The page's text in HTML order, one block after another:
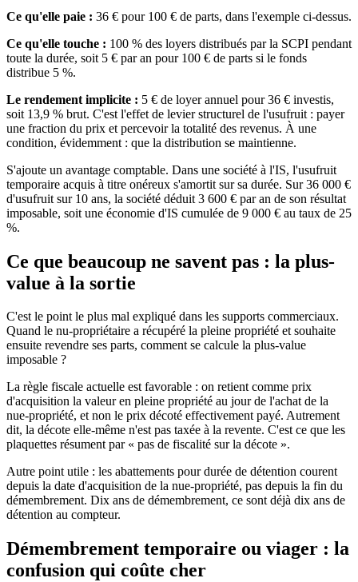
Ce qu'elle paie : 36 € pour 100 € de parts, dans l'exemple ci-dessus.
Ce qu'elle touche : 100 % des loyers distribués par la SCPI pendant
toute la durée, soit 5 € par an pour 100 € de parts si le fonds
distribue 5 %.
Le rendement implicite : 5 € de loyer annuel pour 36 € investis,
soit 13,9 % brut. C'est l'effet de levier structurel de l'usufruit : payer
une fraction du prix et percevoir la totalité des revenus. À une
condition, évidemment : que la distribution se maintienne.
S'ajoute un avantage comptable. Dans une société à l'IS, l'usufruit
temporaire acquis à titre onéreux s'amortit sur sa durée. Sur 36 000 €
d'usufruit sur 10 ans, la société déduit 3 600 € par an de son résultat
imposable, soit une économie d'IS cumulée de 9 000 € au taux de 25
%.
Ce que beaucoup ne savent pas : la plus-
value à la sortie
C'est le point le plus mal expliqué dans les supports commerciaux.
Quand le nu-propriétaire a récupéré la pleine propriété et souhaite
ensuite revendre ses parts, comment se calcule la plus-value
imposable ?
La règle fiscale actuelle est favorable : on retient comme prix
d'acquisition la valeur en pleine propriété au jour de l'achat de la
nue-propriété, et non le prix décoté effectivement payé. Autrement
dit, la décote elle-même n'est pas taxée à la revente. C'est ce que les
plaquettes résument par « pas de fiscalité sur la décote ».
Autre point utile : les abattements pour durée de détention courent
depuis la date d'acquisition de la nue-propriété, pas depuis la fin du
démembrement. Dix ans de démembrement, ce sont déjà dix ans de
détention au compteur.
Démembrement temporaire ou viager : la
confusion qui coûte cher